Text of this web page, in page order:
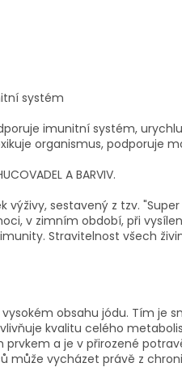
systém
imunitní systém,
organismus, podporuje
A BARVIV.
sestavený z tzv.
v zimním období, při
Stravitelnost všech
obsahu jódu. Tím je
kvalitu celého
a je v přirozené
může vycházet právě z